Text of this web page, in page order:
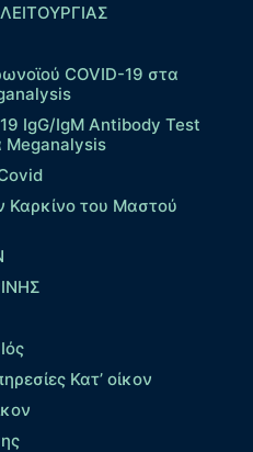
COVID-19 στα
IgG/IgM Antibody Test
Meganalysis
Καρκίνο του Μαστού
Κατ’ οίκον